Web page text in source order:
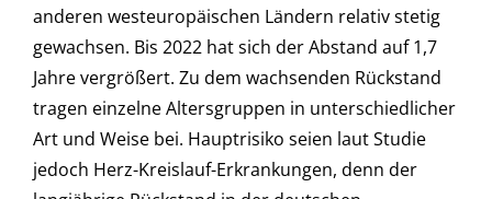
anderen westeuropäischen Ländern relativ stetig
gewachsen. Bis 2022 hat sich der Abstand auf 1,7
Jahre vergrößert. Zu dem wachsenden Rückstand
tragen einzelne Altersgruppen in unterschiedlicher
Art und Weise bei. Hauptrisiko seien laut Studie
jedoch Herz-Kreislauf-Erkrankungen, denn der